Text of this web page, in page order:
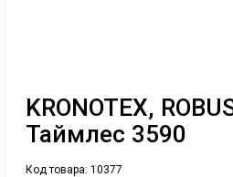
KRONOTEX,
Таймлес 3590
Код товара: 10377